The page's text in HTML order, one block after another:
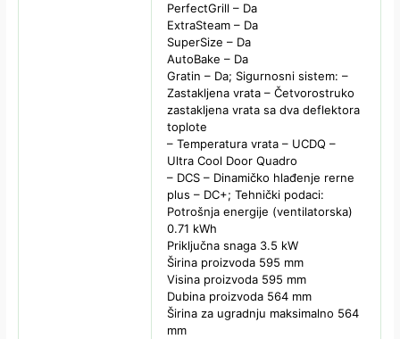
PerfectGrill – Da
ExtraSteam – Da
SuperSize – Da
AutoBake – Da
Gratin – Da; Sigurnosni sistem: –
Zastakljena vrata – Četvorostruko
zastakljena vrata sa dva deflektora
toplote
– Temperatura vrata – UCDQ –
Ultra Cool Door Quadro
– DCS – Dinamičko hlađenje rerne
plus – DC+; Tehnički podaci:
Potrošnja energije (ventilatorska)
0.71 kWh
Priključna snaga 3.5 kW
Širina proizvoda 595 mm
Visina proizvoda 595 mm
Dubina proizvoda 564 mm
Širina za ugradnju maksimalno 564
mm